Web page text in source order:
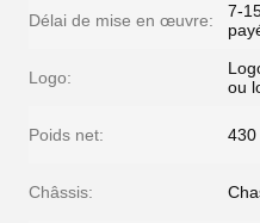
Délai de mise en œuvre:
7-
Logo:
ou
Poids net: 430
Châssis: